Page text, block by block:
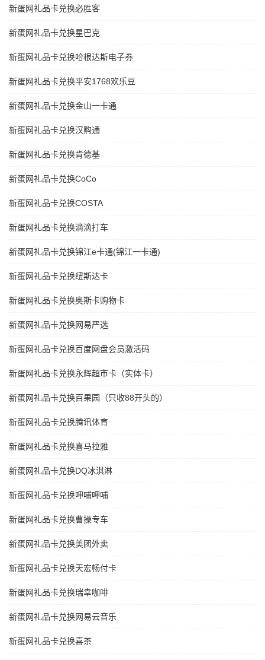
新蛋网礼品卡兑换必胜客
新蛋网礼品卡兑换星巴克
新蛋网礼品卡兑换哈根达斯电子券
新蛋网礼品卡兑换平安1768欢乐豆
新蛋网礼品卡兑换金山一卡通
新蛋网礼品卡兑换汉购通
新蛋网礼品卡兑换肯德基
新蛋网礼品卡兑换CoCo
新蛋网礼品卡兑换COSTA
新蛋网礼品卡兑换滴滴打车
新蛋网礼品卡兑换锦江e卡通(锦江一卡通)
新蛋网礼品卡兑换纽斯达卡
新蛋网礼品卡兑换奥斯卡购物卡
新蛋网礼品卡兑换网易严选
新蛋网礼品卡兑换百度网盘会员激活码
新蛋网礼品卡兑换永辉超市卡（实体卡）
新蛋网礼品卡兑换百果园（只收88开头的）
新蛋网礼品卡兑换腾讯体育
新蛋网礼品卡兑换喜马拉雅
新蛋网礼品卡兑换DQ冰淇淋
新蛋网礼品卡兑换呷哺呷哺
新蛋网礼品卡兑换曹操专车
新蛋网礼品卡兑换美团外卖
新蛋网礼品卡兑换天宏畅付卡
新蛋网礼品卡兑换瑞幸咖啡
新蛋网礼品卡兑换网易云音乐
新蛋网礼品卡兑换喜茶